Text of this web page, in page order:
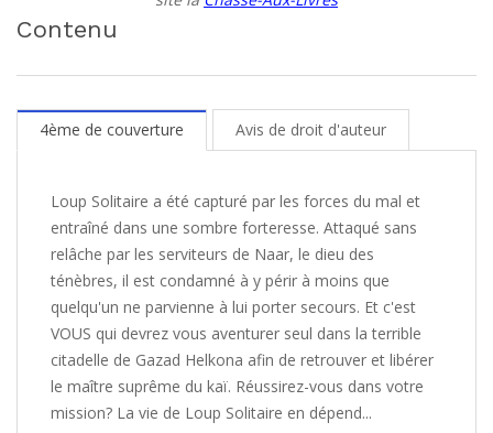
Contenu
4ème de couverture Avis de droit d'auteur
Loup Solitaire a été capturé par les forces du mal et
entraîné dans une sombre forteresse. Attaqué sans
relâche par les serviteurs de Naar, le dieu des
ténèbres, il est condamné à y périr à moins que
quelqu'un ne parvienne à lui porter secours. Et c'est
VOUS qui devrez vous aventurer seul dans la terrible
citadelle de Gazad Helkona afin de retrouver et libérer
le maître suprême du kaï. Réussirez-vous dans votre
mission? La vie de Loup Solitaire en dépend...